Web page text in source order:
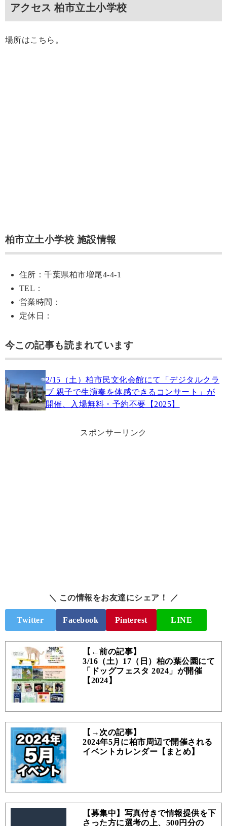
アクセス 柏市立土小学校
場所はこちら。
柏市立土小学校 施設情報
住所：千葉県柏市増尾4-4-1
TEL：
営業時間：
定休日：
今この記事も読まれています
2/15（土）柏市民文化会館にて「デジタルクラ
ブ 親子で生演奏を体感できるコンサート」が
開催、入場無料・予約不要【2025】
スポンサーリンク
＼ この情報をお友達にシェア！ ／
Twitter Facebook Pinterest LINE
【←前の記事】
3/16（土）17（日）柏の葉公園にて
「ドッグフェスタ 2024」が開催
【2024】
【→次の記事】
2024年5月に柏市周辺で開催される
イベントカレンダー【まとめ】
【募集中】写真付きで情報提供を下
さった方に選考の上、500円分の